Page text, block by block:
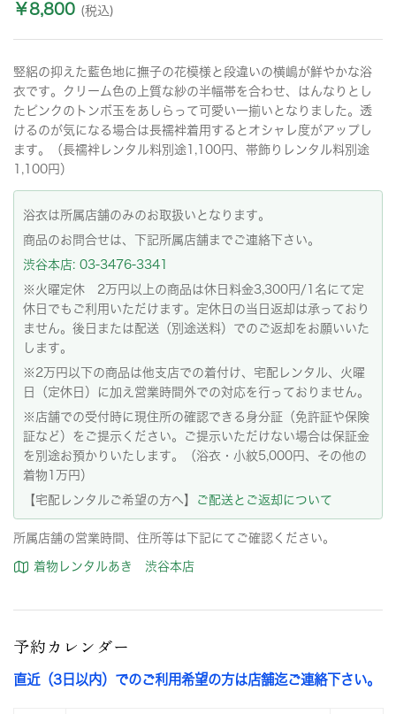
￥8,800 (税込)
竪絽の抑えた藍色地に撫子の花模様と段違いの横嶋が鮮やかな浴
衣です。クリーム色の上質な紗の半幅帯を合わせ、はんなりとし
たピンクのトンボ玉をあしらって可愛い一揃いとなりました。透
けるのが気になる場合は長襦袢着用するとオシャレ度がアップし
ます。（長襦袢レンタル料別途1,100円、帯飾りレンタル料別途
1,100円）
浴衣は所属店舗のみのお取扱いとなります。
商品のお問合せは、下記所属店舗までご連絡下さい。
渋谷本店: 03-3476-3341
※火曜定休 2万円以上の商品は休日料金3,300円/1名にて定
休日でもご利用いただけます。定休日の当日返却は承っており
ません。後日または配送（別途送料）でのご返却をお願いいた
します。
※2万円以下の商品は他支店での着付け、宅配レンタル、火曜
日（定休日）に加え営業時間外での対応を行っておりません。
※店舗での受付時に現住所の確認できる身分証（免許証や保険
証など）をご提示ください。ご提示いただけない場合は保証金
を別途お預かりいたします。（浴衣・小紋5,000円、その他の
着物1万円）
【宅配レンタルご希望の方へ】
ご配送とご返却について
所属店舗の営業時間、住所等は下記にてご確認ください。
着物レンタルあき 渋谷本店
予約カレンダー
直近（3日以内）でのご利用希望の方は店舗迄ご連絡下さい。